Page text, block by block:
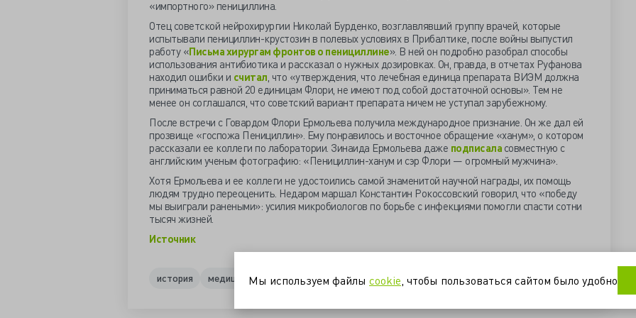
«импортного» пенициллина.
Отец советской нейрохирургии Николай Бурденко, возглавлявший группу врачей, которые
испытывали пенициллин-крустозин в полевых условиях в Прибалтике, после войны выпустил
работу «Письма хирургам фронтов о пенициллине». В ней он подробно разобрал способы
использования антибиотика и рассказал о нужных дозировках. Он, правда, в отчетах Руфанова
находил ошибки и считал, что «утверждения, что лечебная единица препарата ВИЭМ должна
приниматься равной 20 единицам Флори, не имеют под собой достаточной основы». Тем не
менее он соглашался, что советский вариант препарата ничем не уступал зарубежному.
После встречи с Говардом Флори Ермольева получила международное признание. Он же дал ей
прозвище «госпожа Пенициллин». Ему понравилось и восточное обращение «ханум», о котором
рассказали ее коллеги по лаборатории. Зинаида Ермольева даже подписала совместную с
английским ученым фотографию: «Пенициллин-ханум и сэр Флори — огромный мужчина».
Хотя Ермольева и ее коллеги не удостоились самой знаменитой научной награды, их помощь
людям трудно переоценить. Недаром маршал Константин Рокоссовский говорил, что «победу
мы выиграли ранеными»: усилия микробиологов по борьбе с инфекциями помогли спасти сотни
тысяч жизней.
Источник
история медицина микробиология пенициллин
Мы используем файлы cookie , чтобы пользоваться сайтом было удобно